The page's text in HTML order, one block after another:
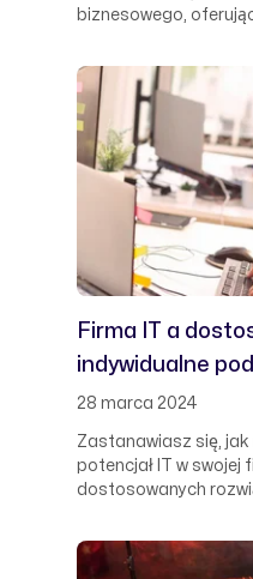
biznesowego,
odpowiedni
przedsiębiorstwo,
cyfrowego.
Firma IT a
indywidualne
28 marca 2024
Zastanawiasz się,
potencjał IT w swojej
dostosowanych
świecie biznesu.
firmie